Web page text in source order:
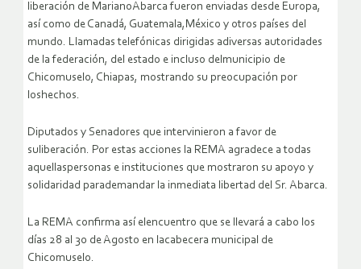
liberación de MarianoAbarca fueron enviadas desde Europa,
así como de Canadá, Guatemala,México y otros países del
mundo. Llamadas telefónicas dirigidas adiversas autoridades
de la federación, del estado e incluso delmunicipio de
Chicomuselo, Chiapas, mostrando su preocupación por
loshechos.
Diputados y Senadores que intervinieron a favor de
suliberación. Por estas acciones la REMA agradece a todas
aquellaspersonas e instituciones que mostraron su apoyo y
solidaridad parademandar la inmediata libertad del Sr. Abarca.
La REMA confirma así elencuentro que se llevará a cabo los
días 28 al 30 de Agosto en lacabecera municipal de
Chicomuselo.